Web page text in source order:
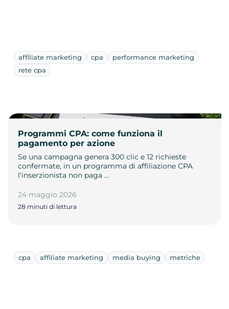
affiliate marketing cpa
performance marketing
rete cpa
Programmi CPA: come funziona il
pagamento per azione
Se una campagna genera 300 clic e 12 richieste
confermate, in un programma di affiliazione CPA
l'inserzionista non paga …
24 maggio 2026
28 minuti di lettura
cpa affiliate marketing media buying metriche